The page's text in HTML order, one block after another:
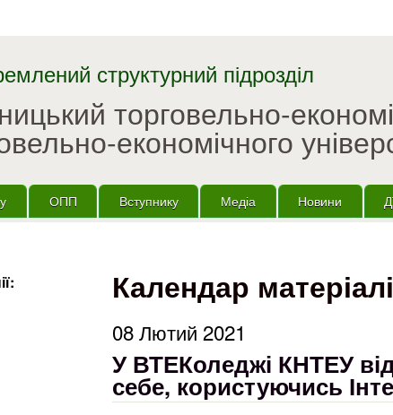
структурний підрозділ
торговельно-
економічного
ОПП Вступнику Медіа Новини
Календар
08 Лютий 2021
У ВТЕКоледжі КНТЕУ
себе, користуючись